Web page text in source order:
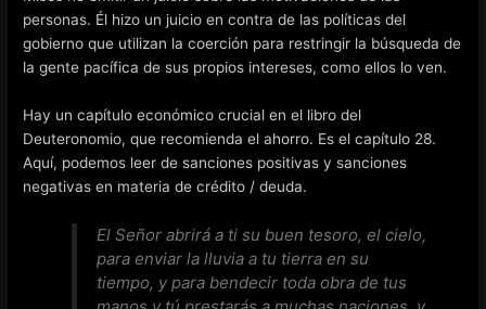
personas. Él hizo un juicio en contra de las políticas del
gobierno que utilizan la coerción para restringir la búsqueda de
la gente pacífica de sus propios intereses, como ellos lo ven.
Hay un capítulo económico crucial en el libro del
Deuteronomio, que recomienda el ahorro. Es el capítulo 28.
Aquí, podemos leer de sanciones positivas y sanciones
negativas en materia de crédito / deuda.
El Señor abrirá a ti su buen tesoro, el cielo,
para enviar la lluvia a tu tierra en su
tiempo, y para bendecir toda obra de tus